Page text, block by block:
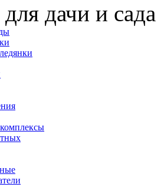
дачи и сада